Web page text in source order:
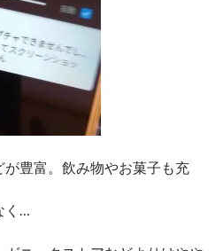
豊富。飲み物やお菓子も充
く…